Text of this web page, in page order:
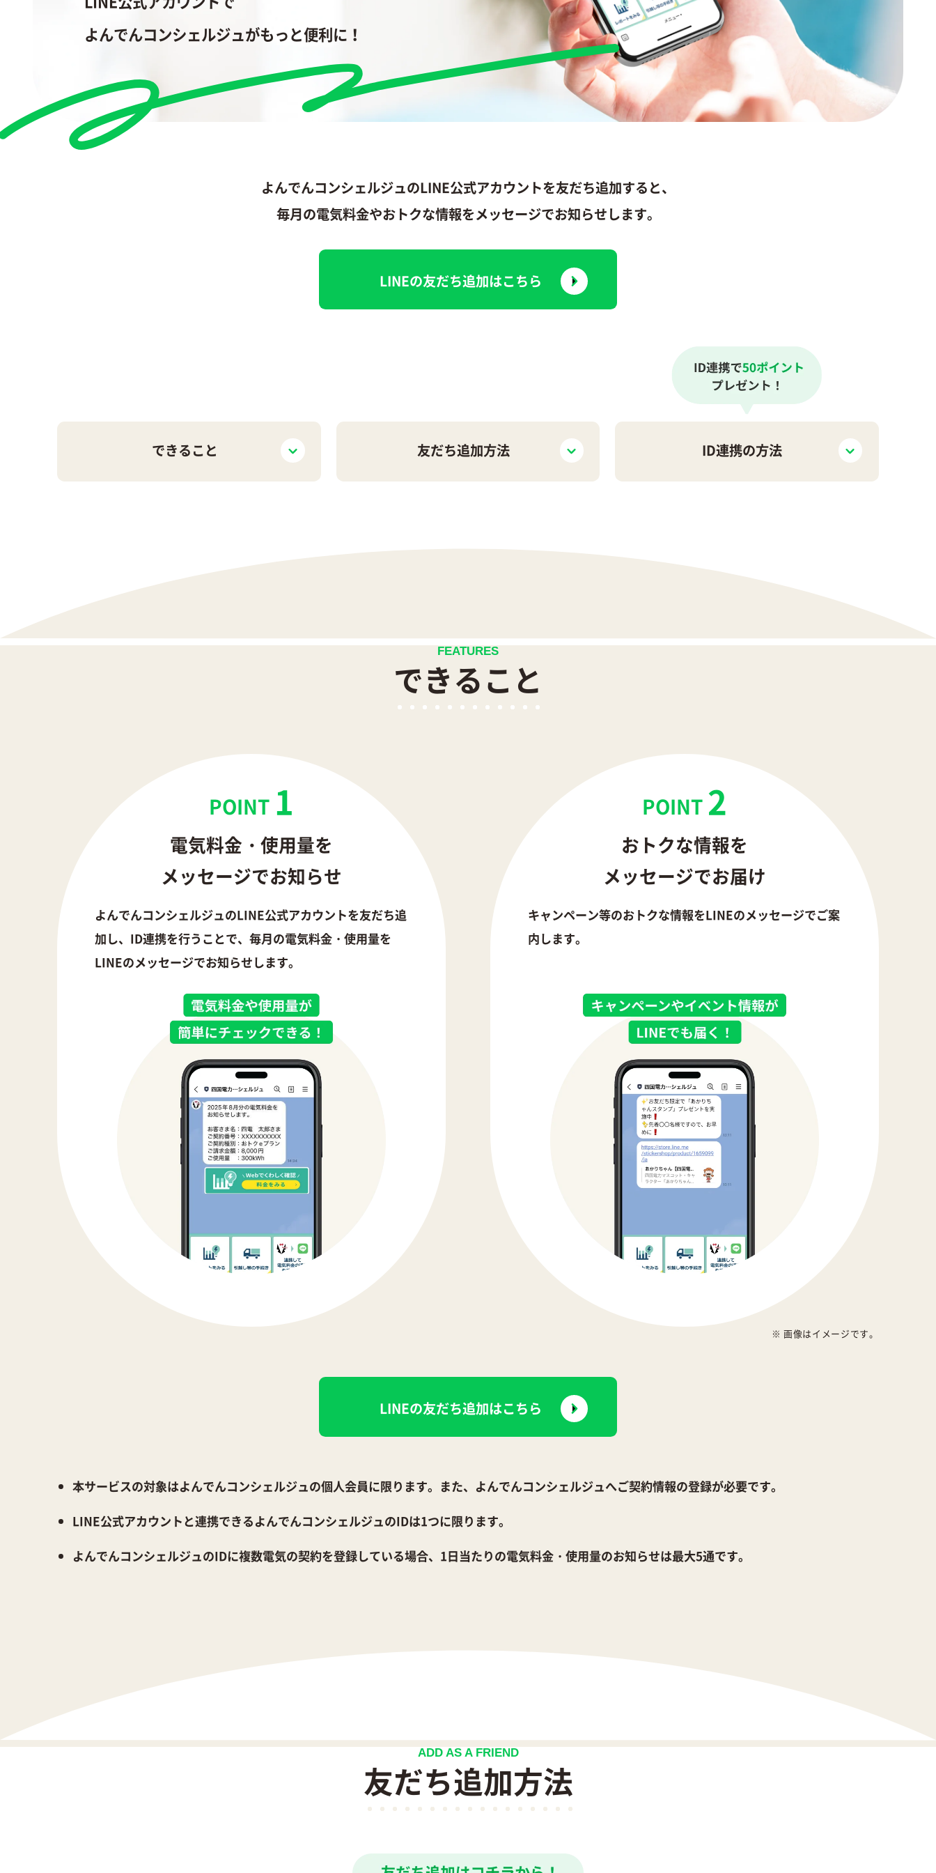
よんでんコンシェルジュがもっと便利に！
よんでんコンシェルジュのLINE公式アカウントを友だち追加すると、
毎月の電気料金やおトクな情報をメッセージでお知らせします。
LINEの友だち追加はこちら
できること 友だち追加方法 ID連携の方法
できること
FEATURES
POINT 1
電気料金・使用量を
メッセージでお知らせ
よんでんコンシェルジュのLINE公式アカウントを友だち追
加し、ID連携を行うことで、毎月の電気料金・使用量を
LINEのメッセージでお知らせします。
POINT 2
おトクな情報を
メッセージでお届け
キャンペーン等のおトクな情報をLINEのメッセージでご案
内します。
※ 画像はイメージです。
LINEの友だち追加はこちら
本サービスの対象はよんでんコンシェルジュの個人会員に限ります。また、よんでんコンシェルジュへご契約情報の登録が必要です。
LINE公式アカウントと連携できるよんでんコンシェルジュのIDは1つに限ります。
よんでんコンシェルジュのIDに複数電気の契約を登録している場合、1日当たりの電気料金・使用量のお知らせは最大5通です。
友だち追加方法
ADD AS A FRIEND